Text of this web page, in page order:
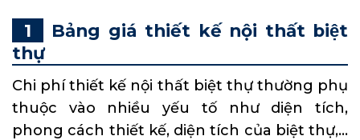
Bảng giá thiết kế nội thất biệt
thự
Chi phí thiết kế nội thất biệt thự thường phụ
thuộc vào nhiều yếu tố như diện tích,
phong cách thiết kế, diện tích của biệt thự,…